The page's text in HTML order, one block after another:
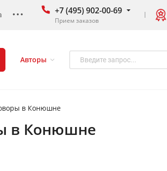
+7 (495) 902-00-69
Прием заказов
Авторы
в Конюшне
в Конюшне